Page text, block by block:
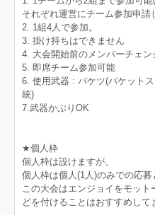
それぞれ運営にチーム参加申請
2. 1組4人で参加。
3. 掛け持ちはできません
4. 大会開始前のメンバーチェン
5. 即席チーム参加可能
6. 使用武器 : バケツ(バケット
統)
7.武器かぶりOK
★個人枠
個人枠は設けますが、
個人枠は個人(1人)のみでの応募
この大会はエンジョイをモッ
どを付けることはおすすめして